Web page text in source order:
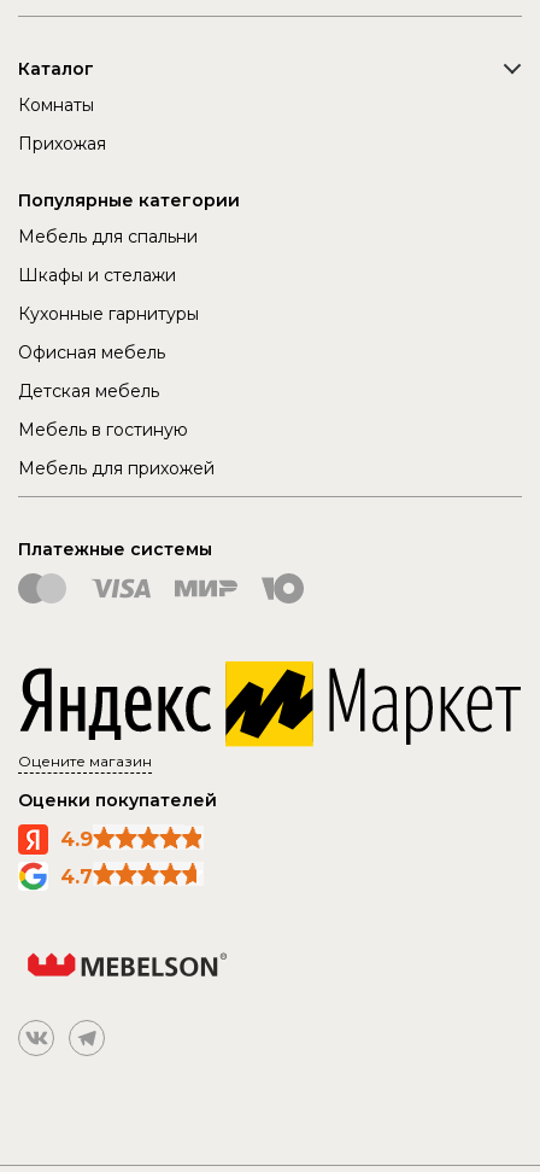
Каталог
Комнаты
Прихожая
Популярные категории
Мебель для спальни
Шкафы и стелажи
Кухонные гарнитуры
Офисная мебель
Детская мебель
Мебель в гостиную
Мебель для прихожей
Платежные системы
Оцените магазин
Оценки покупателей
4.9
4.7